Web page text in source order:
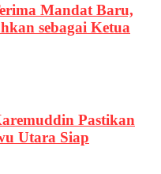
Mandat Baru,
sebagai Ketua
Pastikan
Utara Siap